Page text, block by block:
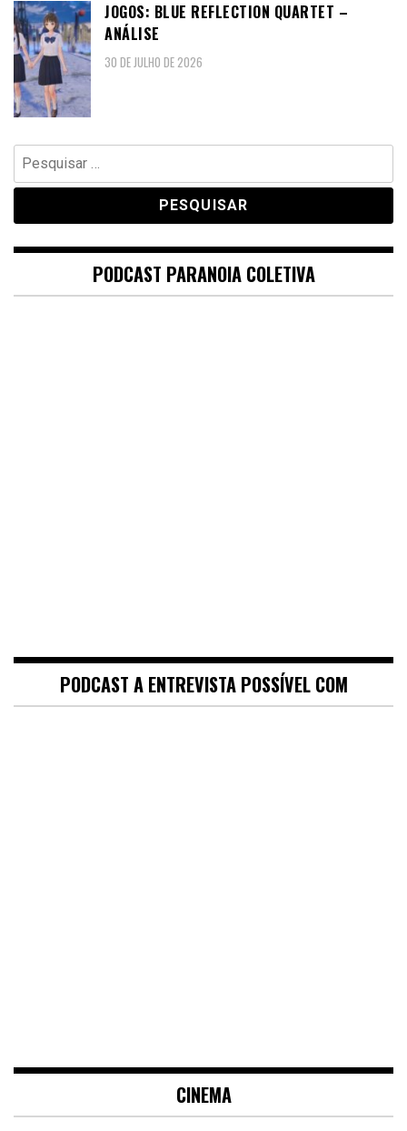
JOGOS: BLUE REFLECTION QUARTET –
ANÁLISE
30 DE JULHO DE 2026
Pesquisar
por:
PODCAST PARANOIA COLETIVA
PODCAST A ENTREVISTA POSSÍVEL COM
CINEMA